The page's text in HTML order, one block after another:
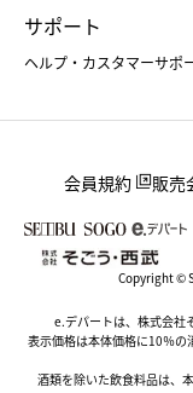
サポート
ヘルプ・カスタマーサポ
会員規約 販売
Copyright ©
e.デパートは、株式会社
表示価格は本体価格に10％の
酒類を除いた飲食料品は、